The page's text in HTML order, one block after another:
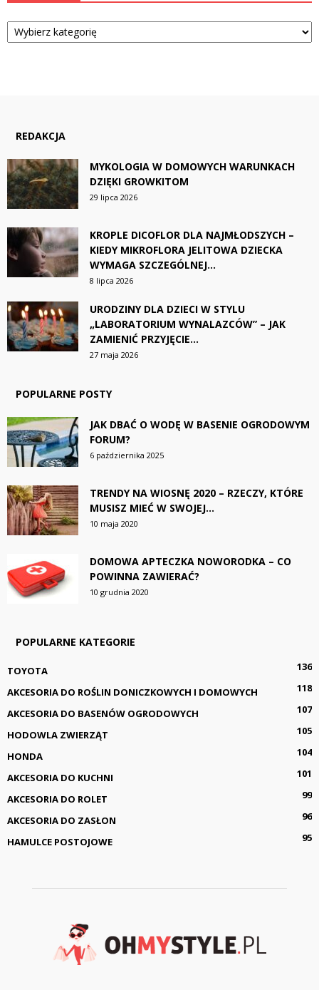
Kategorie
REDAKCJA
MYKOLOGIA W DOMOWYCH WARUNKACH
DZIĘKI GROWKITOM
29 lipca 2026
KROPLE DICOFLOR DLA NAJMŁODSZYCH –
KIEDY MIKROFLORA JELITOWA DZIECKA
WYMAGA SZCZEGÓLNEJ...
8 lipca 2026
URODZINY DLA DZIECI W STYLU
„LABORATORIUM WYNALAZCÓW” – JAK
ZAMIENIĆ PRZYJĘCIE...
27 maja 2026
POPULARNE POSTY
JAK DBAĆ O WODĘ W BASENIE OGRODOWYM
FORUM?
6 października 2025
TRENDY NA WIOSNĘ 2020 – RZECZY, KTÓRE
MUSISZ MIEĆ W SWOJEJ...
10 maja 2020
DOMOWA APTECZKA NOWORODKA – CO
POWINNA ZAWIERAĆ?
10 grudnia 2020
POPULARNE KATEGORIE
TOYOTA
136
AKCESORIA DO ROŚLIN DONICZKOWYCH I DOMOWYCH
118
AKCESORIA DO BASENÓW OGRODOWYCH
107
HODOWLA ZWIERZĄT
105
HONDA
104
AKCESORIA DO KUCHNI
101
AKCESORIA DO ROLET
99
AKCESORIA DO ZASŁON
96
HAMULCE POSTOJOWE
95